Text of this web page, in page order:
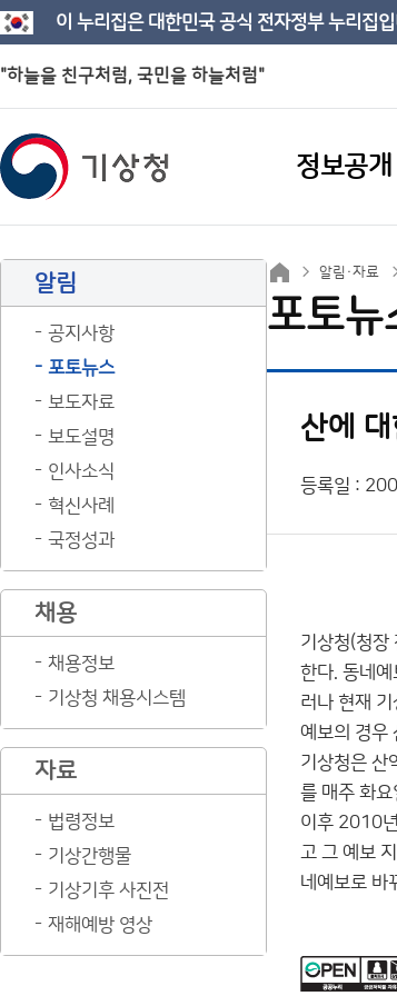
이 누리집은 대한민국 공식 전자정부 누리집
"하늘을 친구처럼, 국민을 하늘처럼"
정보공개
알림
공지사항
포토뉴스
보도자료
보도설명
인사소식
혁신사례
국정성과
채용
채용정보
기상청 채용시스템
자료
법령정보
기상간행물
기상기후 사진전
재해예방 영상
알림·자료
포토뉴
산에
등록일 :
기상청(청장
한다. 동네
러나 현재
예보의 경우
기상청은 산
를 매주 화
이후 2010
고 그 예보
네예보로 바